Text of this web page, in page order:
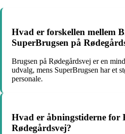
Hvad er forskellen mellem
SuperBrugsen på
Brugsen på Rødegårdsvej er en
udvalg, mens SuperBrugsen har et
personale.
Hvad er åbningstiderne for
Rødegårdsvej?